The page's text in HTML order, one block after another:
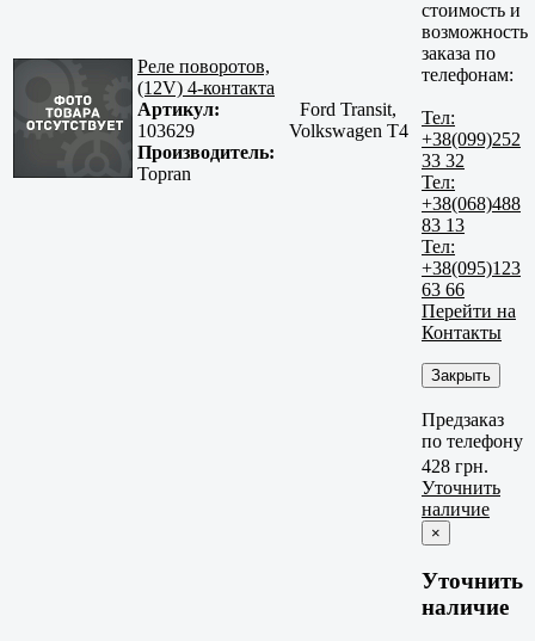
Реле поворотов,
(12V) 4-контакта
Артикул:
103629
Производитель:
Topran
Ford Transit,
Volkswagen T4
стоимость и
возможность
заказа по
телефонам:
Тел:
+38(099)252
33 32
Тел:
+38(068)488
83 13
Тел:
+38(095)123
63 66
Перейти на
Контакты
Закрыть
Предзаказ
по телефону
428 грн.
Уточнить
наличие
×
Уточнить
наличие